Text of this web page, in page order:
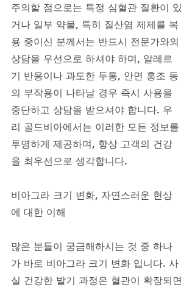
주의할 점으로는 특정 심혈관 질환이 있
거나 일부 약물, 특히 질산염 제제를 복
용 중이신 분께서는 반드시 전문가와의
상담을 우선으로 하셔야 하며, 알레르
기 반응이나 과도한 두통, 안면 홍조 등
의 부작용이 나타날 경우 즉시 사용을
중단하고 상담을 받으셔야 합니다. 우
리 골드비아에서는 이러한 모든 정보를
투명하게 제공하며, 항상 고객의 건강
을 최우선으로 생각합니다.
비아그라 크기 변화, 자연스러운 현상
에 대한 이해
많은 분들이 궁금해하시는 것 중 하나
가 바로 비아그라 크기 변화 입니다. 사
실 건강한 발기 과정은 혈관이 확장되면